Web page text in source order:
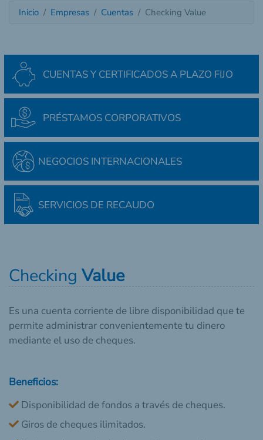
Inicio Empresas Cuentas Checking Value
CUENTAS Y CERTIFICADOS A PLAZO FIJO
PRÉSTAMOS CORPORATIVOS
NEGOCIOS INTERNACIONALES
SERVICIOS DE RECAUDO
Checking Value
Es una cuenta corriente de libre disponibilidad que te
permite administrar convenientemente tu dinero
mediante el uso de cheques.
Beneficios:
Disponibilidad de fondos a través de cheques.
Giros de cheques ilimitados.